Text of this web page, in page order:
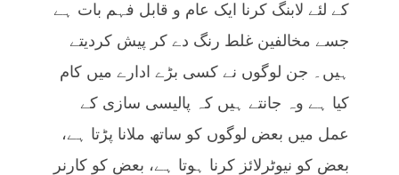
کے لئے لابنگ کرنا ایک عام و قابل فہم بات ہے
جسے مخالفین غلط رنگ دے کر پیش کردیتے
ہیں۔ جن لوگوں نے کسی بڑے ادارے میں کام
کیا ہے وہ جانتے ہیں کہ پالیسی سازی کے
عمل میں بعض لوگوں کو ساتھ ملانا پڑتا ہے،
بعض کو نیوٹرلائز کرنا ہوتا ہے، بعض کو کارنر